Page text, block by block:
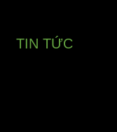
TIN TỨC